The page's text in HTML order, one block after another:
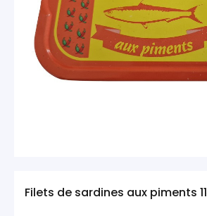
Filets de sardines aux piments